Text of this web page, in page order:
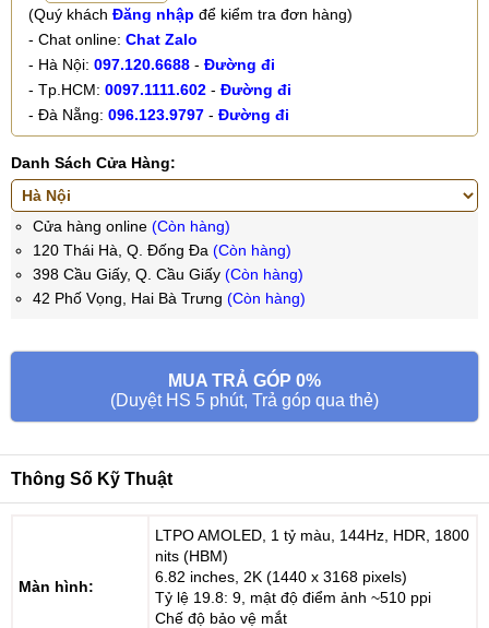
(Quý khách Đăng nhập để kiểm tra đơn hàng)
- Chat online: Chat Zalo
- Hà Nội: 097.120.6688 - Đường đi
- Tp.HCM: 0097.1111.602 - Đường đi
- Đà Nẵng: 096.123.9797 - Đường đi
Danh Sách Cửa Hàng:
Cửa hàng online (Còn hàng)
120 Thái Hà, Q. Đống Đa (Còn hàng)
398 Cầu Giấy, Q. Cầu Giấy (Còn hàng)
42 Phố Vọng, Hai Bà Trưng (Còn hàng)
MUA TRẢ GÓP 0%
(Duyệt HS 5 phút, Trả góp qua thẻ)
Thông Số Kỹ Thuật
Màn hình:
LTPO AMOLED, 1 tỷ màu, 144Hz, HDR, 1800
nits (HBM)
6.82 inches, 2K (1440 x 3168 pixels)
Tỷ lệ 19.8: 9, mật độ điểm ảnh ~510 ppi
Chế độ bảo vệ mắt